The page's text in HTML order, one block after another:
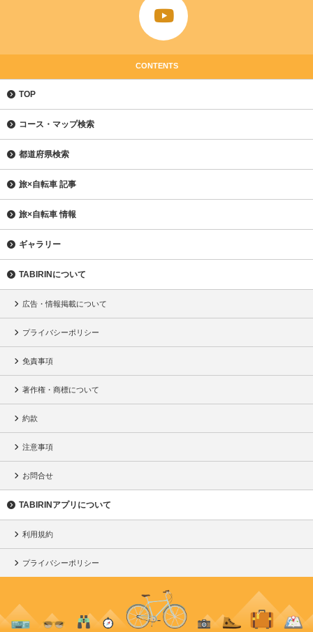
CONTENTS
TOP
コース・マップ検索
都道府県検索
旅×自転車 記事
旅×自転車 情報
ギャラリー
TABIRINについて
広告・情報掲載について
プライバシーポリシー
免責事項
著作権・商標について
約款
注意事項
お問合せ
TABIRINアプリについて
利用規約
プライバシーポリシー